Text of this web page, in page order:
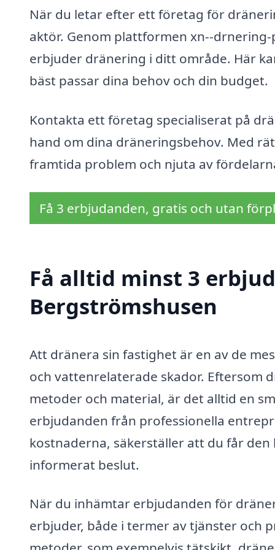
När du letar efter ett företag för
aktör. Genom plattformen xn--
erbjuder dränering i ditt område. Här
bäst passar dina behov och din budget.
Kontakta ett företag specialiserat på
hand om dina dräneringsbehov. Med
framtida problem och njuta av
Få 3 erbjudanden, gratis och utan
Få alltid minst 3
Bergströmshusen
Att dränera sin fastighet är en av de
och vattenrelaterade skador. Eftersom
metoder och material, är det alltid en
erbjudanden från professionella
kostnaderna, säkerställer att du får
informerat beslut.
När du inhämtar erbjudanden för
erbjuder, både i termer av tjänster och